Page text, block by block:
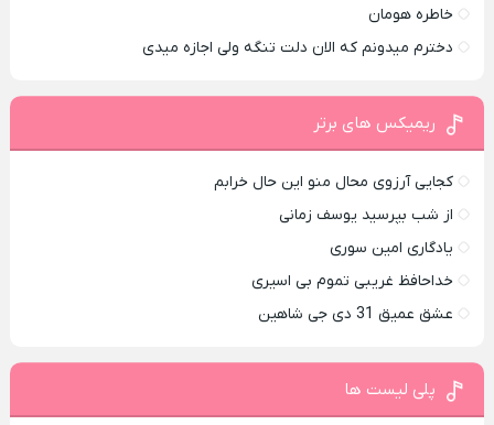
خاطره هومان
دخترم میدونم که الان دلت تنگه ولی اجازه میدی
ریمیکس های برتر
کجایی آرزوی محال منو این حال خرابم
از شب بپرسید یوسف زمانی
یادگاری امین سوری
خداحافظ غریبی تموم بی اسیری
عشق عمیق 31 دی جی شاهین
پلی لیست ها